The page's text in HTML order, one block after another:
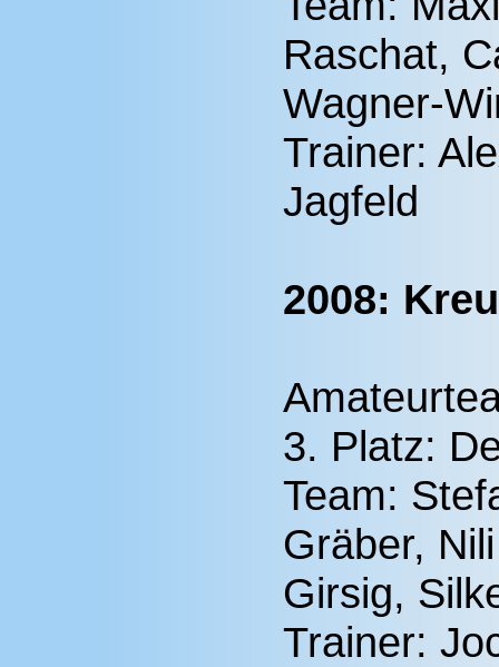
Raschat,
Wagner-
Trainer:
Jagfeld
2008:
3. Platz:
Team:
Gräber,
Girsig,
Trainer: